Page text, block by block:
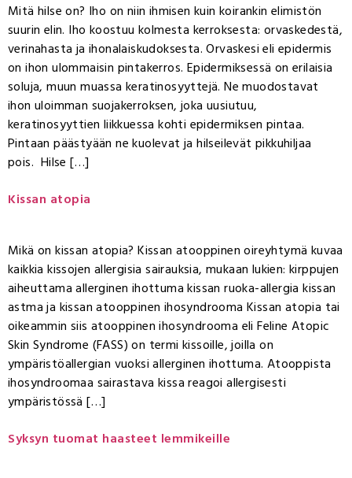
Mitä hilse on? Iho on niin ihmisen kuin koirankin elimistön
suurin elin. Iho koostuu kolmesta kerroksesta: orvaskedestä,
verinahasta ja ihonalaiskudoksesta. Orvaskesi eli epidermis
on ihon ulommaisin pintakerros. Epidermiksessä on erilaisia
soluja, muun muassa keratinosyyttejä. Ne muodostavat
ihon uloimman suojakerroksen, joka uusiutuu,
keratinosyyttien liikkuessa kohti epidermiksen pintaa.
Pintaan päästyään ne kuolevat ja hilseilevät pikkuhiljaa
pois. Hilse […]
Kissan atopia
Mikä on kissan atopia? Kissan atooppinen oireyhtymä kuvaa
kaikkia kissojen allergisia sairauksia, mukaan lukien: kirppujen
aiheuttama allerginen ihottuma kissan ruoka-allergia kissan
astma ja kissan atooppinen ihosyndrooma Kissan atopia tai
oikeammin siis atooppinen ihosyndrooma eli Feline Atopic
Skin Syndrome (FASS) on termi kissoille, joilla on
ympäristöallergian vuoksi allerginen ihottuma. Atooppista
ihosyndroomaa sairastava kissa reagoi allergisesti
ympäristössä […]
Syksyn tuomat haasteet lemmikeille